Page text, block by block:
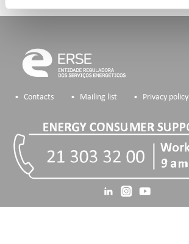
Contacts Mailing list Privacy policy